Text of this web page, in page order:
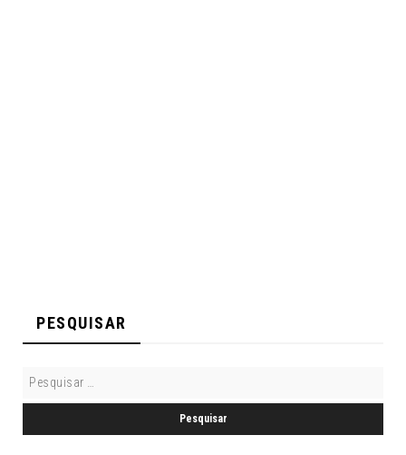
PESQUISAR